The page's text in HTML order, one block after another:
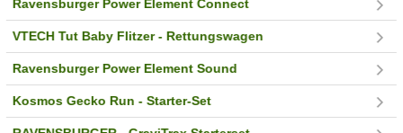
Ravensburger Power Element Connect
VTECH Tut Baby Flitzer - Rettungswagen
Ravensburger Power Element Sound
Kosmos Gecko Run - Starter-Set